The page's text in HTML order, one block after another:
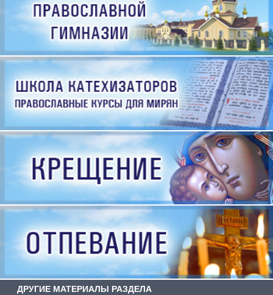
ДРУГИЕ МАТЕРИАЛЫ РАЗДЕЛА